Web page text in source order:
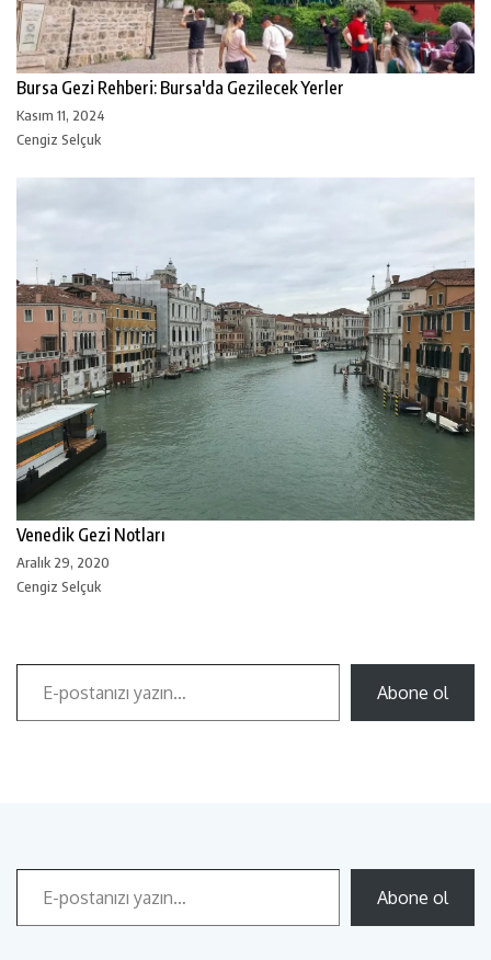
Bursa Gezi Rehberi: Bursa'da Gezilecek Yerler
Kasım 11, 2024
Cengiz Selçuk
Venedik Gezi Notları
Aralık 29, 2020
Cengiz Selçuk
Abone ol
Abone ol